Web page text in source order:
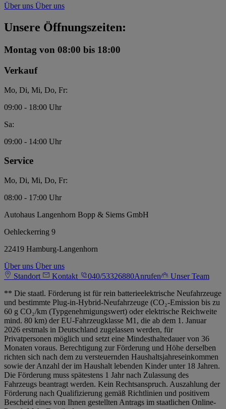
Über uns Über uns
Unsere Öffnungszeiten:
Montag von 08:00 bis 18:00
Verkauf
Mo, Di, Mi, Do, Fr:
09:00 - 18:00 Uhr
Sa:
09:00 - 14:00 Uhr
Service
Mo, Di, Mi, Do, Fr:
08:00 - 17:00 Uhr
Autohaus Langenhorn Bopp & Siems GmbH
Oehleckerring 9
22419 Hamburg-Langenhorn
Über uns Über uns
Standort
Kontakt 040/53326880Anrufen
Unser Team
** Die staatl. Förderung ist für rein batterieelektrische Neufahrzeuge
und bestimmte Plug-in-Hybrid-Neufahrzeuge (CO₂-Emission bis zu
60 g CO₂/km (Typgenehmigungswert) oder elektrische Reichweite
mind. 80 km) der EU-Fahrzeugklasse M1, die ab dem 1. Januar
2026 erstmals in Deutschland zugelassen werden, für
Privatpersonen möglich und setzt eine Mindesthaltedauer von 36
Monaten voraus. Berechtigung zur Förderung und Höhe derselben
richten sich nach dem zu versteuernden Haushaltsjahreseinkommen
sowie der Anzahl der im Haushalt lebenden Kinder unter 18 Jahren.
Die Förderung muss spätestens 1 Jahr nach Zulassung des
Fahrzeugs beantragt werden. Kein Rechtsanspruch. Auszahlung der
Förderung nach Qualifizierung gemäß Richtlinien und positivem
Bescheid eines von Ihnen gestellten Antrags im staatlichen Online-